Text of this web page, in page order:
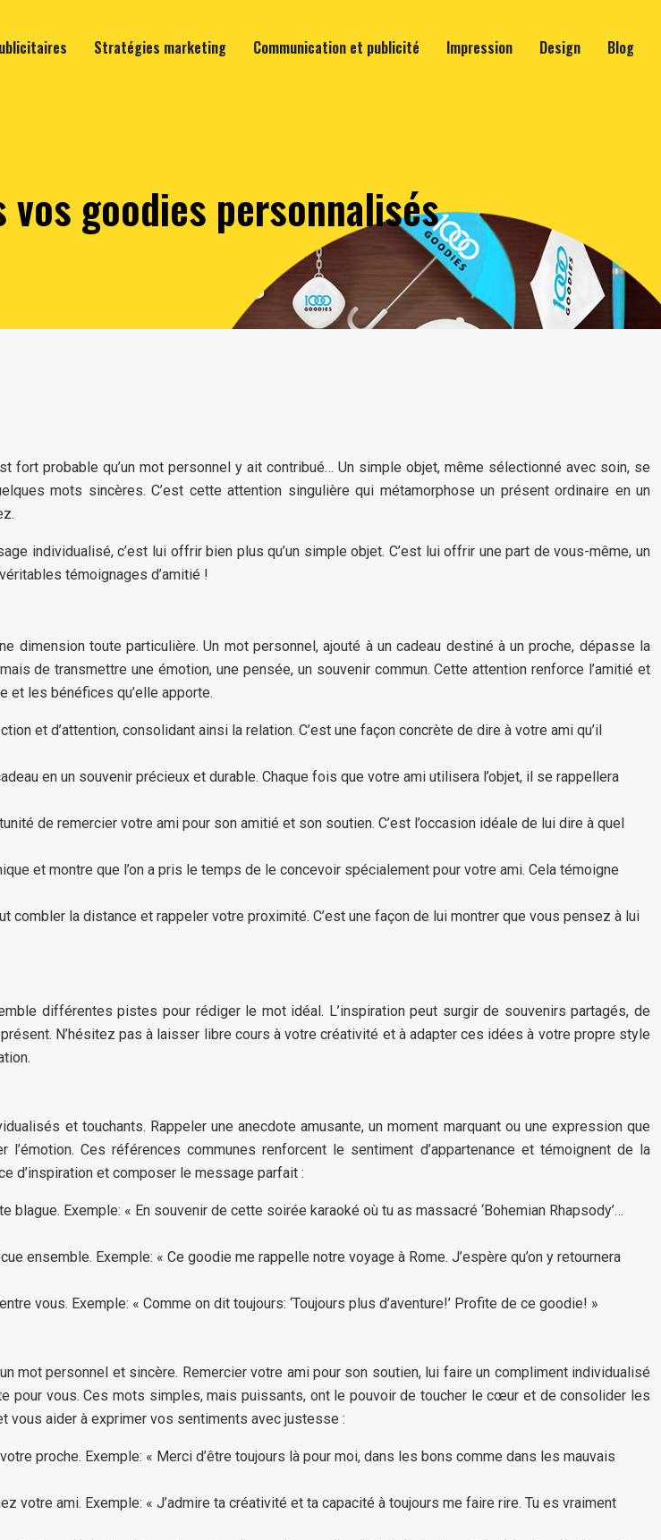
Stratégies marketing Communication et publicité Impression Design Blog
goodies personnalisés
probable qu’un mot personnel y ait contribué… Un simple objet, même sélectionné avec soin, se
mots sincères. C’est cette attention singulière qui métamorphose un présent ordinaire en un
individualisé, c’est lui offrir bien plus qu’un simple objet. C’est lui offrir une part de vous-même, un
témoignages d’amitié !
toute particulière. Un mot personnel, ajouté à un cadeau destiné à un proche, dépasse la
de transmettre une émotion, une pensée, un souvenir commun. Cette attention renforce l’amitié et
et les bénéfices qu’elle apporte.
et d’attention, consolidant ainsi la relation. C’est une façon concrète de dire à votre ami qu’il
en un souvenir précieux et durable. Chaque fois que votre ami utilisera l’objet, il se rappellera
de remercier votre ami pour son amitié et son soutien. C’est l’occasion idéale de lui dire à quel
et montre que l’on a pris le temps de le concevoir spécialement pour votre ami. Cela témoigne
combler la distance et rappeler votre proximité. C’est une façon de lui montrer que vous pensez à lui
différentes pistes pour rédiger le mot idéal. L’inspiration peut surgir de souvenirs partagés, de
N’hésitez pas à laisser libre cours à votre créativité et à adapter ces idées à votre propre style
et touchants. Rappeler une anecdote amusante, un moment marquant ou une expression que
Ces références communes renforcent le sentiment d’appartenance et témoignent de la
d’inspiration et composer le message parfait :
Exemple: « En souvenir de cette soirée karaoké où tu as massacré ‘Bohemian Rhapsody’…
ensemble. Exemple: « Ce goodie me rappelle notre voyage à Rome. J’espère qu’on y retournera
vous. Exemple: « Comme on dit toujours: ‘Toujours plus d’aventure!’ Profite de ce goodie! »
mot personnel et sincère. Remercier votre ami pour son soutien, lui faire un compliment individualisé
pour vous. Ces mots simples, mais puissants, ont le pouvoir de toucher le cœur et de consolider les
vous aider à exprimer vos sentiments avec justesse :
proche. Exemple: « Merci d’être toujours là pour moi, dans les bons comme dans les mauvais
votre ami. Exemple: « J’admire ta créativité et ta capacité à toujours me faire rire. Tu es vraiment